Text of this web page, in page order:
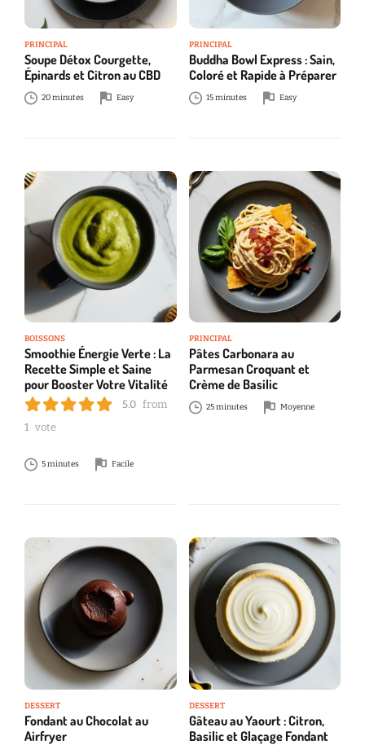
PRINCIPAL
Soupe Détox Courgette,
Épinards et Citron au CBD
20 minutes Easy
PRINCIPAL
Buddha Bowl Express : Sain,
Coloré et Rapide à Préparer
15 minutes Easy
BOISSONS
Smoothie Énergie Verte : La
Recette Simple et Saine
pour Booster Votre Vitalité
5.0 from
1 vote
5 minutes Facile
PRINCIPAL
Pâtes Carbonara au
Parmesan Croquant et
Crème de Basilic
25 minutes Moyenne
DESSERT
Fondant au Chocolat au
Airfryer
DESSERT
Gâteau au Yaourt : Citron,
Basilic et Glaçage Fondant